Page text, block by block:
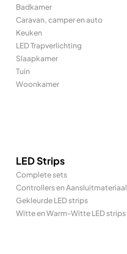
Badkamer
Caravan, camper en auto
Keuken
LED Trapverlichting
Slaapkamer
Tuin
Woonkamer
LED Strips
Complete sets
Controllers en Aansluitmateriaal
Gekleurde LED strips
Witte en Warm-Witte LED strips